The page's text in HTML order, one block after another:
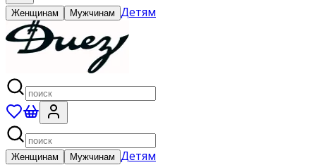
Женщинам Мужчинам Детям
Женщинам Мужчинам Детям